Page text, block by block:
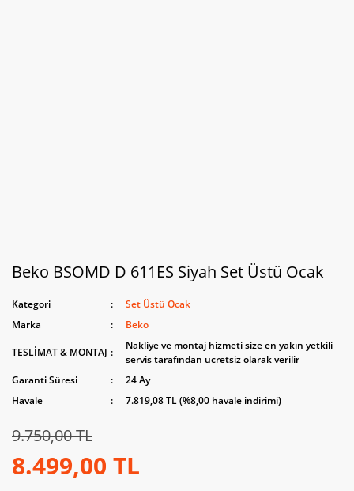
Beko BSOMD D 611ES Siyah Set Üstü Ocak
Kategori
Set Üstü Ocak
Marka
Beko
TESLİMAT & MONTAJ
Nakliye ve montaj hizmeti size en yakın yetkili
servis tarafından ücretsiz olarak verilir
Garanti Süresi
24 Ay
Havale
7.819,08 TL (%8,00 havale indirimi)
9.750,00 TL
8.499,00 TL